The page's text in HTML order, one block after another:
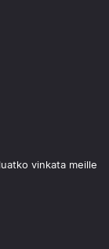
vinkata meille